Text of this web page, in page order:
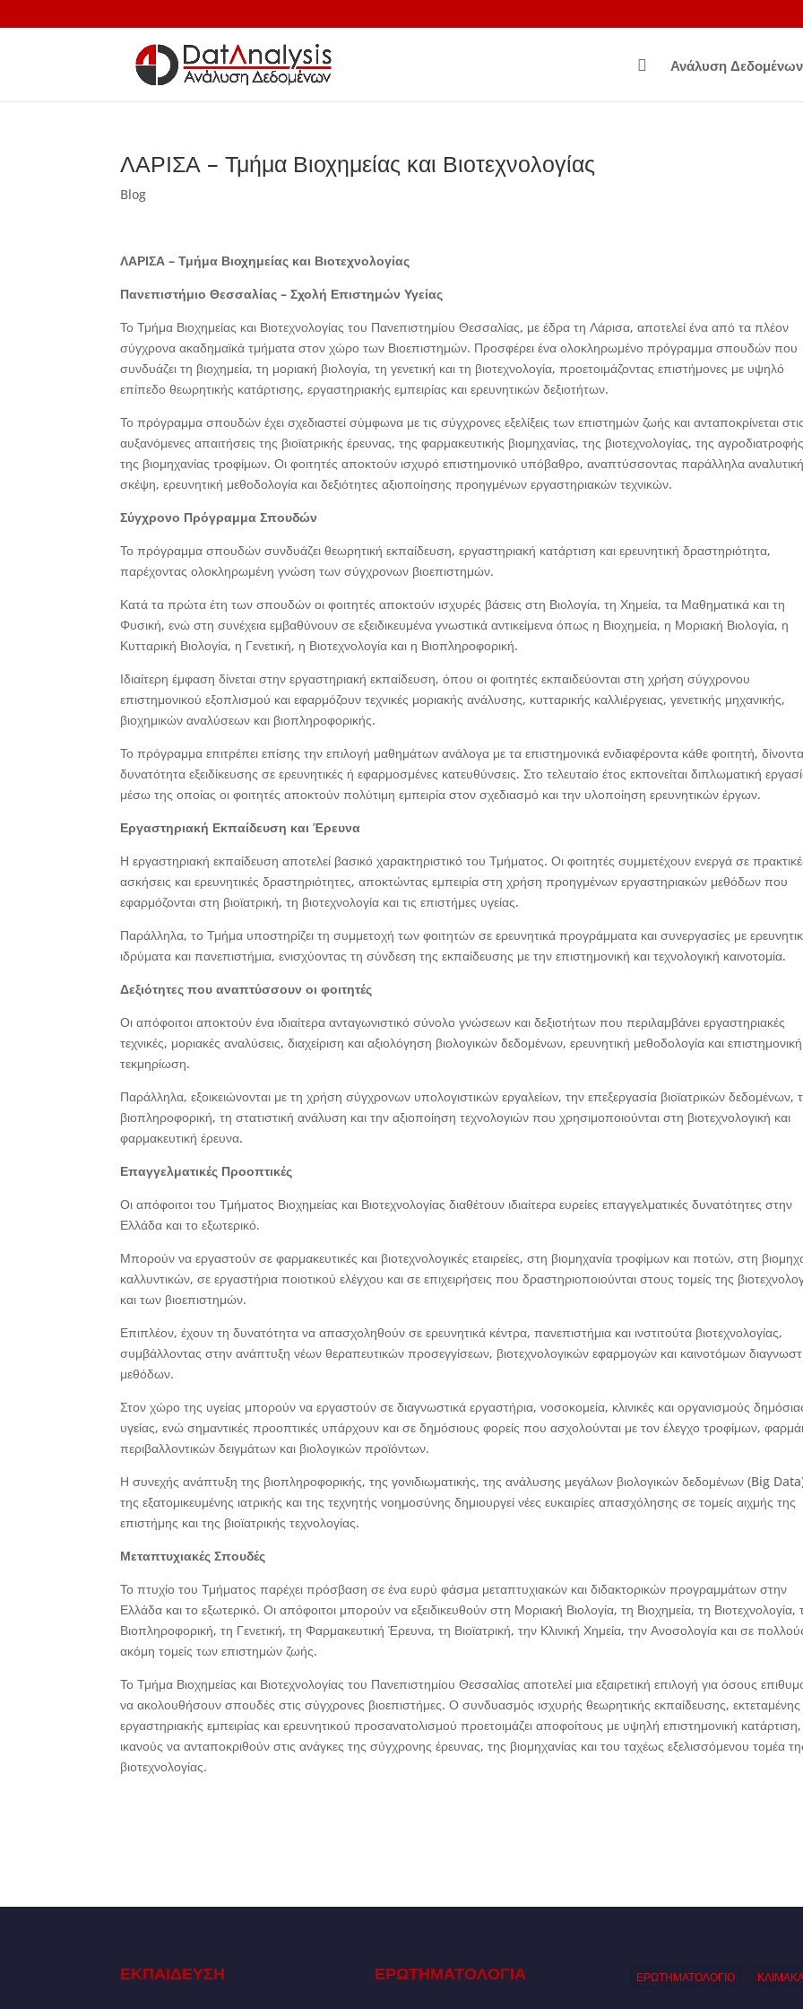
 Ανάλυση Δεδομένων
ΛΑΡΙΣΑ – Τμήμα Βιοχημείας και Βιοτεχνολογίας
Blog
ΛΑΡΙΣΑ – Τμήμα Βιοχημείας και Βιοτεχνολογίας
Πανεπιστήμιο Θεσσαλίας – Σχολή Επιστημών Υγείας
Το Τμήμα Βιοχημείας και Βιοτεχνολογίας του Πανεπιστημίου Θεσσαλίας, με έδρα τη Λάρισα, αποτελεί ένα από τα πλέον
σύγχρονα ακαδημαϊκά τμήματα στον χώρο των Βιοεπιστημών. Προσφέρει ένα ολοκληρωμένο πρόγραμμα σπουδών που
συνδυάζει τη βιοχημεία, τη μοριακή βιολογία, τη γενετική και τη βιοτεχνολογία, προετοιμάζοντας επιστήμονες με υψηλό
επίπεδο θεωρητικής κατάρτισης, εργαστηριακής εμπειρίας και ερευνητικών δεξιοτήτων.
Το πρόγραμμα σπουδών έχει σχεδιαστεί σύμφωνα με τις σύγχρονες εξελίξεις των επιστημών ζωής και ανταποκρίνεται στις
αυξανόμενες απαιτήσεις της βιοϊατρικής έρευνας, της φαρμακευτικής βιομηχανίας, της βιοτεχνολογίας, της
της βιομηχανίας τροφίμων. Οι φοιτητές αποκτούν ισχυρό επιστημονικό υπόβαθρο, αναπτύσσοντας παράλληλα αναλυτική
σκέψη, ερευνητική μεθοδολογία και δεξιότητες αξιοποίησης προηγμένων εργαστηριακών τεχνικών.
Σύγχρονο Πρόγραμμα Σπουδών
Το πρόγραμμα σπουδών συνδυάζει θεωρητική εκπαίδευση, εργαστηριακή κατάρτιση και ερευνητική δραστηριότητα,
παρέχοντας ολοκληρωμένη γνώση των σύγχρονων βιοεπιστημών.
Κατά τα πρώτα έτη των σπουδών οι φοιτητές αποκτούν ισχυρές βάσεις στη Βιολογία, τη Χημεία, τα Μαθηματικά και τη
Φυσική, ενώ στη συνέχεια εμβαθύνουν σε εξειδικευμένα γνωστικά αντικείμενα όπως η Βιοχημεία, η Μοριακή Βιολογία, η
Κυτταρική Βιολογία, η Γενετική, η Βιοτεχνολογία και η Βιοπληροφορική.
Ιδιαίτερη έμφαση δίνεται στην εργαστηριακή εκπαίδευση, όπου οι φοιτητές εκπαιδεύονται στη χρήση σύγχρονου
επιστημονικού εξοπλισμού και εφαρμόζουν τεχνικές μοριακής ανάλυσης, κυτταρικής καλλιέργειας, γενετικής μηχανικής,
βιοχημικών αναλύσεων και βιοπληροφορικής.
Το πρόγραμμα επιτρέπει επίσης την επιλογή μαθημάτων ανάλογα με τα επιστημονικά ενδιαφέροντα κάθε φοιτητή,
δυνατότητα εξειδίκευσης σε ερευνητικές ή εφαρμοσμένες κατευθύνσεις. Στο τελευταίο έτος εκπονείται διπλωματική
μέσω της οποίας οι φοιτητές αποκτούν πολύτιμη εμπειρία στον σχεδιασμό και την υλοποίηση ερευνητικών έργων.
Εργαστηριακή Εκπαίδευση και Έρευνα
Η εργαστηριακή εκπαίδευση αποτελεί βασικό χαρακτηριστικό του Τμήματος. Οι φοιτητές συμμετέχουν ενεργά σε
ασκήσεις και ερευνητικές δραστηριότητες, αποκτώντας εμπειρία στη χρήση προηγμένων εργαστηριακών μεθόδων που
εφαρμόζονται στη βιοϊατρική, τη βιοτεχνολογία και τις επιστήμες υγείας.
Παράλληλα, το Τμήμα υποστηρίζει τη συμμετοχή των φοιτητών σε ερευνητικά προγράμματα και συνεργασίες με
ιδρύματα και πανεπιστήμια, ενισχύοντας τη σύνδεση της εκπαίδευσης με την επιστημονική και τεχνολογική καινοτομία.
Δεξιότητες που αναπτύσσουν οι φοιτητές
Οι απόφοιτοι αποκτούν ένα ιδιαίτερα ανταγωνιστικό σύνολο γνώσεων και δεξιοτήτων που περιλαμβάνει εργαστηριακές
τεχνικές, μοριακές αναλύσεις, διαχείριση και αξιολόγηση βιολογικών δεδομένων, ερευνητική μεθοδολογία και επιστημονική
τεκμηρίωση.
Παράλληλα, εξοικειώνονται με τη χρήση σύγχρονων υπολογιστικών εργαλείων, την επεξεργασία βιοϊατρικών δεδομένων,
βιοπληροφορική, τη στατιστική ανάλυση και την αξιοποίηση τεχνολογιών που χρησιμοποιούνται στη βιοτεχνολογική και
φαρμακευτική έρευνα.
Επαγγελματικές Προοπτικές
Οι απόφοιτοι του Τμήματος Βιοχημείας και Βιοτεχνολογίας διαθέτουν ιδιαίτερα ευρείες επαγγελματικές δυνατότητες στην
Ελλάδα και το εξωτερικό.
Μπορούν να εργαστούν σε φαρμακευτικές και βιοτεχνολογικές εταιρείες, στη βιομηχανία τροφίμων και ποτών, στη
καλλυντικών, σε εργαστήρια ποιοτικού ελέγχου και σε επιχειρήσεις που δραστηριοποιούνται στους τομείς της
και των βιοεπιστημών.
Επιπλέον, έχουν τη δυνατότητα να απασχοληθούν σε ερευνητικά κέντρα, πανεπιστήμια και ινστιτούτα βιοτεχνολογίας,
συμβάλλοντας στην ανάπτυξη νέων θεραπευτικών προσεγγίσεων, βιοτεχνολογικών εφαρμογών και καινοτόμων
μεθόδων.
Στον χώρο της υγείας μπορούν να εργαστούν σε διαγνωστικά εργαστήρια, νοσοκομεία, κλινικές και οργανισμούς
υγείας, ενώ σημαντικές προοπτικές υπάρχουν και σε δημόσιους φορείς που ασχολούνται με τον έλεγχο τροφίμων,
περιβαλλοντικών δειγμάτων και βιολογικών προϊόντων.
Η συνεχής ανάπτυξη της βιοπληροφορικής, της γονιδιωματικής, της ανάλυσης μεγάλων βιολογικών δεδομένων (Big
της εξατομικευμένης ιατρικής και της τεχνητής νοημοσύνης δημιουργεί νέες ευκαιρίες απασχόλησης σε τομείς αιχμής της
επιστήμης και της βιοϊατρικής τεχνολογίας.
Μεταπτυχιακές Σπουδές
Το πτυχίο του Τμήματος παρέχει πρόσβαση σε ένα ευρύ φάσμα μεταπτυχιακών και διδακτορικών προγραμμάτων στην
Ελλάδα και το εξωτερικό. Οι απόφοιτοι μπορούν να εξειδικευθούν στη Μοριακή Βιολογία, τη Βιοχημεία, τη Βιοτεχνολογία,
Βιοπληροφορική, τη Γενετική, τη Φαρμακευτική Έρευνα, τη Βιοϊατρική, την Κλινική Χημεία, την Ανοσολογία και σε
ακόμη τομείς των επιστημών ζωής.
Το Τμήμα Βιοχημείας και Βιοτεχνολογίας του Πανεπιστημίου Θεσσαλίας αποτελεί μια εξαιρετική επιλογή για όσους
να ακολουθήσουν σπουδές στις σύγχρονες βιοεπιστήμες. Ο συνδυασμός ισχυρής θεωρητικής εκπαίδευσης, εκτεταμένης
εργαστηριακής εμπειρίας και ερευνητικού προσανατολισμού προετοιμάζει αποφοίτους με υψηλή επιστημονική κατάρτιση,
ικανούς να ανταποκριθούν στις ανάγκες της σύγχρονης έρευνας, της βιομηχανίας και του ταχέως εξελισσόμενου τομέα
βιοτεχνολογίας.
ΕΚΠΑΙΔΕΥΣΗ ΕΡΩΤΗΜΑΤΟΛΟΓΙΑ ΕΡΩΤΗΜΑΤΟΛΟΓΙΟ